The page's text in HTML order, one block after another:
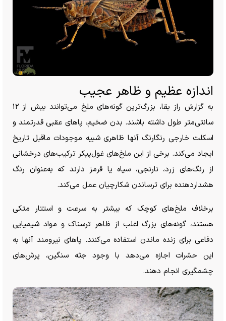
اندازه عظیم و ظاهر عجیب
به گزارش راز بقا، بزرگ‌ترین گونه‌های ملخ می‌توانند بیش از ۱۲
سانتی‌متر طول داشته باشند. بدن ضخیم، پا‌های عقبی قدرتمند و
اسکلت خارجی رنگارنگ آنها ظاهری شبیه موجودات ماقبل تاریخ
ایجاد می‌کند. برخی از این ملخ‌های غول‌پیکر ترکیب‌های درخشانی
از رنگ‌های زرد، نارنجی، سیاه یا قرمز دارند که به‌عنوان رنگ
هشداردهنده برای ترساندن شکارچیان عمل می‌کند.
برخلاف ملخ‌های کوچک که بیشتر به سرعت و استتار متکی
هستند، گونه‌های بزرگ اغلب از ظاهر ترسناک و مواد شیمیایی
دفاعی برای زنده ماندن استفاده می‌کنند. پا‌های نیرومند آنها به
این حشرات اجازه می‌دهد با وجود جثه سنگین، پرش‌های
چشمگیری انجام دهند.